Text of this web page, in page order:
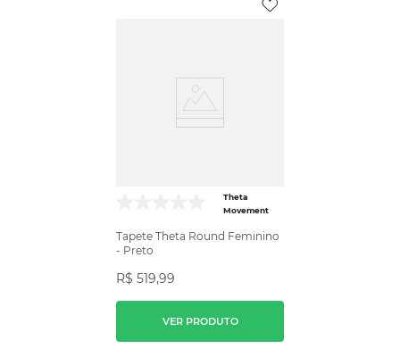
Theta
Movement
Tapete Theta Round Feminino
- Preto
R$ 519,99
VER PRODUTO